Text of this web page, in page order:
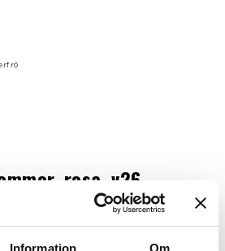
Information Om
rosa, v26
med lättodlade sorter av
färgtoner med olika
blomning. Räcker till ca 6-8 m.